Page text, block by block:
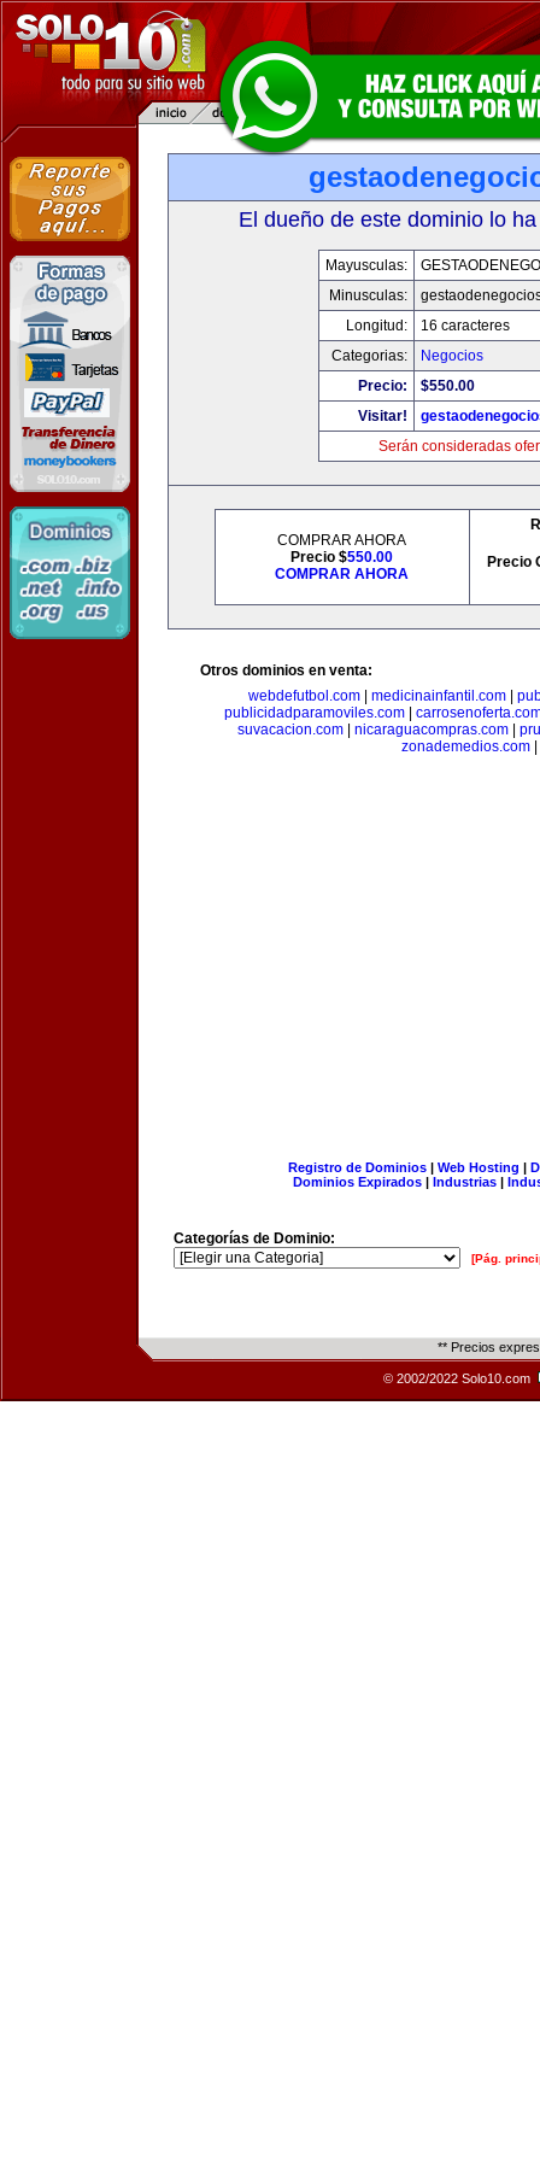
El dueño de este dominio lo
Mayusculas:
Minusculas:
Longitud:
16 caracteres
Categorias:
Negocios
Precio:
$550.00
Visitar!
Serán consideradas
COMPRAR AHORA
Precio $550.00
COMPRAR AHORA
Precio
Otros dominios en venta:
webdefutbol.com
medicinainfantil.com
publicidadparamoviles.com
suvacacion.com| nicaraguacompras.com|
zonademedios.com|
Registro de Dominios| Web Hosting |
Dominios Expirados | Industrias |
Categorías de Dominio:
[Pág.
** Precios
© 2002/2022 Solo10.com